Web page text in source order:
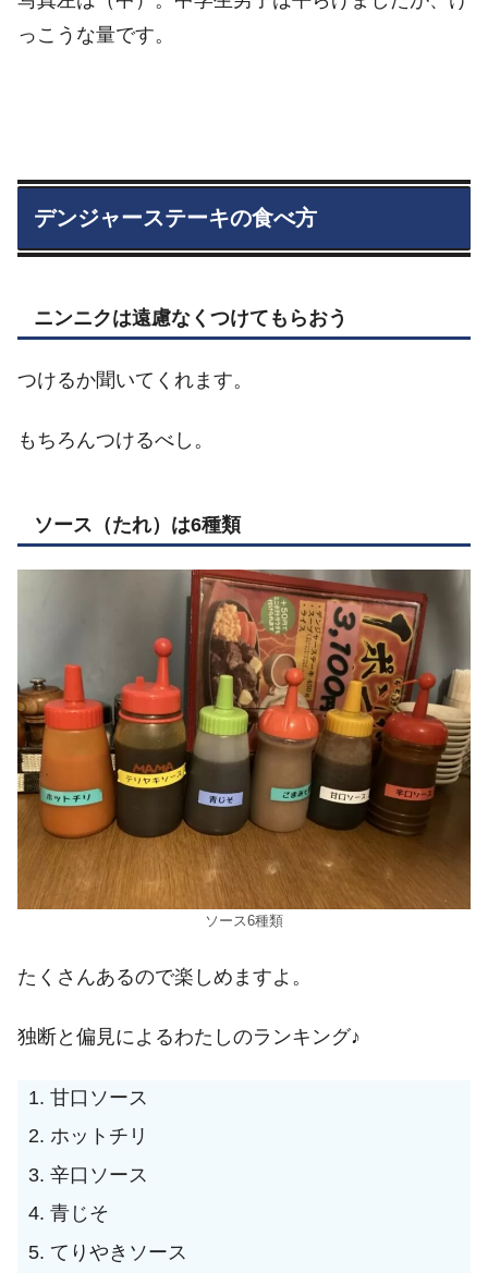
っこうな量です。
デンジャーステーキの食べ方
ニンニクは遠慮なくつけてもらおう
つけるか聞いてくれます。
もちろんつけるべし。
ソース（たれ）は6種類
ソース6種類
たくさんあるので楽しめますよ。
独断と偏見によるわたしのランキング♪
甘口ソース
ホットチリ
辛口ソース
青じそ
てりやきソース